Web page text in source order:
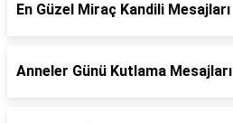
En Güzel Miraç Kandili Mesajları
Anneler Günü Kutlama Mesajları